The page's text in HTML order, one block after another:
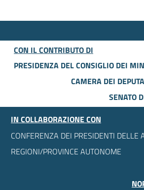
CON IL CONTRIBUTO DI
PRESIDENZA DEL CONSIGLIO DEI
CAMERA DEI
SENATO
IN COLLABORAZIONE CON
CONFERENZA DEI PRESIDENTI DELLE
REGIONI/PROVINCE AUTONOME